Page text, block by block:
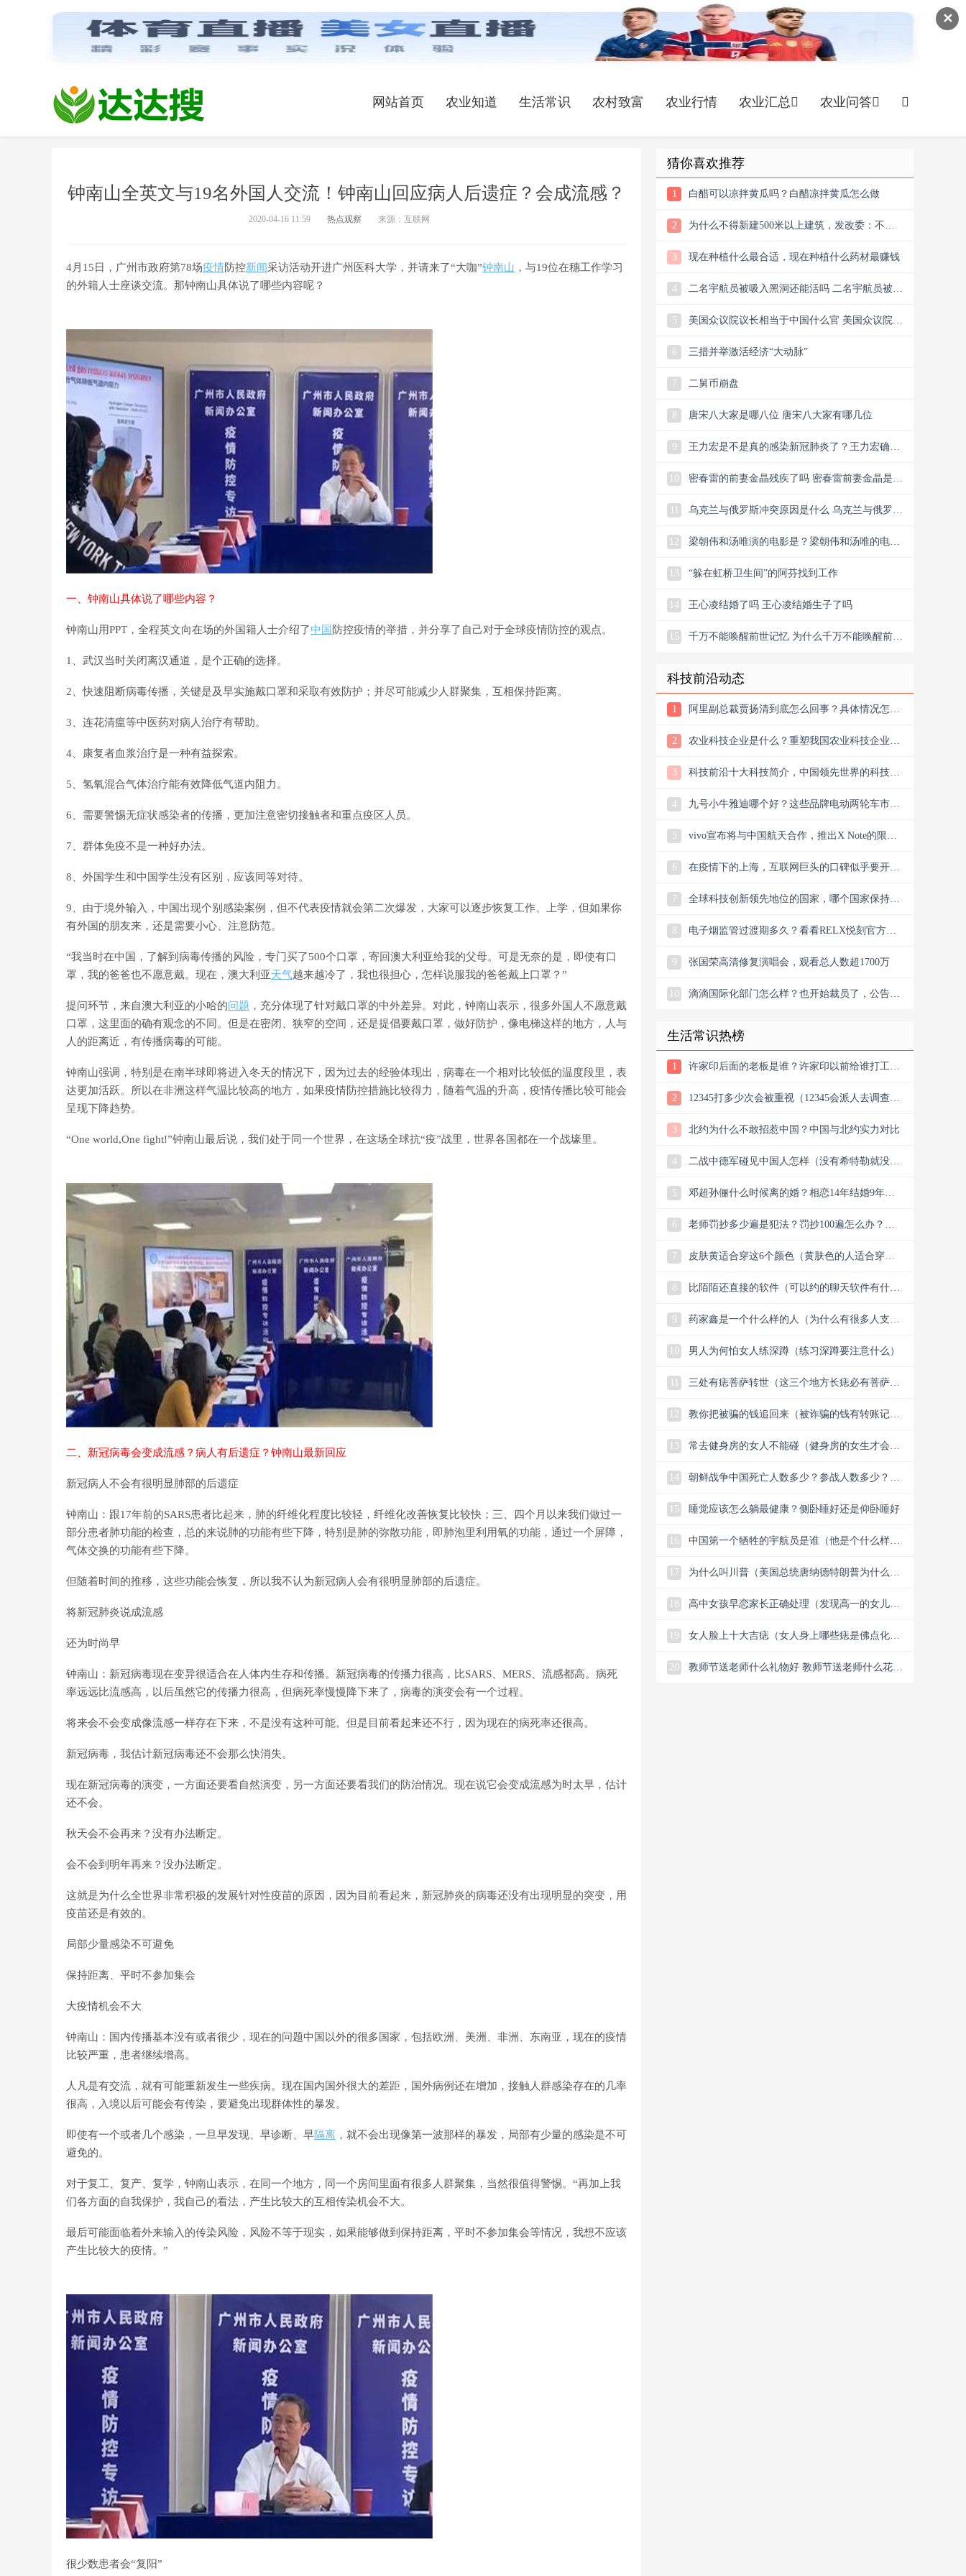
✕
网站首页 农业知道 生活常识 农村致富 农业行情 农业汇总 农业问答
钟南山全英文与19名外国人交流！钟南山回应病人后遗症？会成流感？
2020-04-16 11:59 热点观察 来源：互联网
4月15日，广州市政府第78场疫情防控新闻采访活动开进广州医科大学，并请来了“大咖”钟南山 ，与19位在穗工作学习
的外籍人士座谈交流。那钟南山具体说了哪些内容呢？
一、钟南山具体说了哪些内容？
钟南山用PPT，全程英文向在场的外国籍人士介绍了中国 防控疫情的举措，并分享了自己对于全球疫情防控的观点。
1、武汉当时关闭离汉通道，是个正确的选择。
2、快速阻断病毒传播，关键是及早实施戴口罩和采取有效防护；并尽可能减少人群聚集，互相保持距离。
3、连花清瘟等中医药对病人治疗有帮助。
4、康复者血浆治疗是一种有益探索。
5、氢氧混合气体治疗能有效降低气道内阻力。
6、需要警惕无症状感染者的传播，更加注意密切接触者和重点疫区人员。
7、群体免疫不是一种好办法。
8、外国学生和中国学生没有区别，应该同等对待。
9、由于境外输入，中国出现个别感染案例，但不代表疫情就会第二次爆发，大家可以逐步恢复工作、上学，但如果你
有外国的朋友来，还是需要小心、注意防范。
“我当时在中国，了解到病毒传播的风险，专门买了500个口罩，寄回澳大利亚给我的父母。可是无奈的是，即使有口
罩，我的爸爸也不愿意戴。现在，澳大利亚天气越来越冷了，我也很担心，怎样说服我的爸爸戴上口罩？”
提问环节，来自澳大利亚的小哈的问题 ，充分体现了针对戴口罩的中外差异。对此，钟南山表示，很多外国人不愿意戴
口罩，这里面的确有观念的不同。但是在密闭、狭窄的空间，还是提倡要戴口罩，做好防护，像电梯这样的地方，人与
人的距离近，有传播病毒的可能。
钟南山强调，特别是在南半球即将进入冬天的情况下，因为过去的经验体现出，病毒在一个相对比较低的温度段里，表
达更加活跃。所以在非洲这样气温比较高的地方，如果疫情防控措施比较得力，随着气温的升高，疫情传播比较可能会
呈现下降趋势。
“One world,One fight!”钟南山最后说，我们处于同一个世界，在这场全球抗“疫”战里，世界各国都在一个战壕里。
二、新冠病毒会变成流感？病人有后遗症？钟南山最新回应
新冠病人不会有很明显肺部的后遗症
钟南山：跟17年前的SARS患者比起来，肺的纤维化程度比较轻，纤维化改善恢复比较快；三、四个月以来我们做过一
部分患者肺功能的检查，总的来说肺的功能有些下降，特别是肺的弥散功能，即肺泡里利用氧的功能，通过一个屏障，
气体交换的功能有些下降。
但随着时间的推移，这些功能会恢复，所以我不认为新冠病人会有很明显肺部的后遗症。
将新冠肺炎说成流感
还为时尚早
钟南山：新冠病毒现在变异很适合在人体内生存和传播。新冠病毒的传播力很高，比SARS、MERS、流感都高。病死
率远远比流感高，以后虽然它的传播力很高，但病死率慢慢降下来了，病毒的演变会有一个过程。
将来会不会变成像流感一样存在下来，不是没有这种可能。但是目前看起来还不行，因为现在的病死率还很高。
新冠病毒，我估计新冠病毒还不会那么快消失。
现在新冠病毒的演变，一方面还要看自然演变，另一方面还要看我们的防治情况。现在说它会变成流感为时太早，估计
还不会。
秋天会不会再来？没有办法断定。
会不会到明年再来？没办法断定。
这就是为什么全世界非常积极的发展针对性疫苗的原因，因为目前看起来，新冠肺炎的病毒还没有出现明显的突变，用
疫苗还是有效的。
局部少量感染不可避免
保持距离、平时不参加集会
大疫情机会不大
钟南山：国内传播基本没有或者很少，现在的问题中国以外的很多国家，包括欧洲、美洲、非洲、东南亚，现在的疫情
比较严重，患者继续增高。
人凡是有交流，就有可能重新发生一些疾病。现在国内国外很大的差距，国外病例还在增加，接触人群感染存在的几率
很高，入境以后可能会有传染，要避免出现群体性的暴发。
即使有一个或者几个感染，一旦早发现、早诊断、早隔离 ，就不会出现像第一波那样的暴发，局部有少量的感染是不可
避免的。
对于复工、复产、复学，钟南山表示，在同一个地方，同一个房间里面有很多人群聚集，当然很值得警惕。“再加上我
们各方面的自我保护，我自己的看法，产生比较大的互相传染机会不大。
最后可能面临着外来输入的传染风险，风险不等于现实，如果能够做到保持距离，平时不参加集会等情况，我想不应该
产生比较大的疫情。”
很少数患者会“复阳”
猜你喜欢推荐
1 白醋可以凉拌黄瓜吗？白醋凉拌黄瓜怎么做
2
为什么不得新建500米以上建筑，发改委：不得
3
现在种植什么最合适，现在种植什么药材最赚钱
4
二名宇航员被吸入黑洞还能活吗 二名宇航员被吸
5
美国众议院议长相当于中国什么官 美国众议院议
6
三措并举激活经济“大动脉”
7 二舅币崩盘
8 唐宋八大家是哪八位 唐宋八大家有哪几位
9
王力宏是不是真的感染新冠肺炎了？王力宏确诊
10
密春雷的前妻金晶残疾了吗 密春雷前妻金晶是个
乌克兰与俄罗斯冲突原因是什么 乌克兰与俄罗斯
12
梁朝伟和汤唯演的电影是？梁朝伟和汤唯的电影
13
“躲在虹桥卫生间”的阿芬找到工作
14 王心凌结婚了吗 王心凌结婚生子了吗
15
千万不能唤醒前世记忆 为什么千万不能唤醒前世
科技前沿动态
1
阿里副总裁贾扬清到底怎么回事？具体情况怎么
2
农业科技企业是什么？重塑我国农业科技企业版
3
科技前沿十大科技简介，中国领先世界的科技创
4
九号小牛雅迪哪个好？这些品牌电动两轮车市场
5
vivo宣布将与中国航天合作，推出X Note的限量
6
在疫情下的上海，互联网巨头的口碑似乎要开始
7
全球科技创新领先地位的国家，哪个国家保持科
8
电子烟监管过渡期多久？看看RELX悦刻官方微
9
张国荣高清修复演唱会，观看总人数超1700万
10
滴滴国际化部门怎么样？也开始裁员了，公告宣
生活常识热榜
1
许家印后面的老板是谁？许家印以前给谁打工？
2
12345打多少次会被重视（12345会派人去调查
3
北约为什么不敢招惹中国？中国与北约实力对比
4
二战中德军碰见中国人怎样（没有希特勒就没有
5
邓超孙俪什么时候离的婚？相恋14年结婚9年说
6
老师罚抄多少遍是犯法？罚抄100遍怎么办？算
7
皮肤黄适合穿这6个颜色（黄肤色的人适合穿什
8
比陌陌还直接的软件（可以约的聊天软件有什
9
药家鑫是一个什么样的人（为什么有很多人支持
10
男人为何怕女人练深蹲（练习深蹲要注意什么）
三处有痣菩萨转世（这三个地方长痣必有菩萨保
12
教你把被骗的钱追回来（被诈骗的钱有转账记录
13
常去健身房的女人不能碰（健身房的女生才会懂
14
朝鲜战争中国死亡人数多少？参战人数多少？中
15
睡觉应该怎么躺最健康？侧卧睡好还是仰卧睡好
16
中国第一个牺牲的宇航员是谁（他是个什么样的
17
为什么叫川普（美国总统唐纳德特朗普为什么叫
18
高中女孩早恋家长正确处理（发现高一的女儿早
19
女人脸上十大吉痣（女人身上哪些痣是佛点化的
20
教师节送老师什么礼物好 教师节送老师什么花合